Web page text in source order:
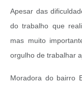
Apesar das
do trabalho que
mas muito
orgulho de trabalhar
Moradora do bairro